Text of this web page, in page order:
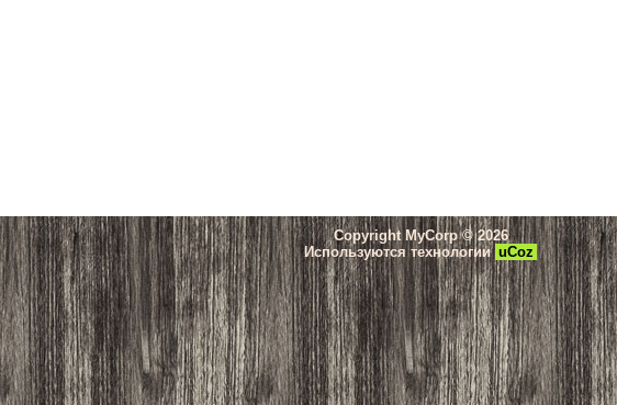
Copyright MyCorp © 2026
Используются технологии uCoz